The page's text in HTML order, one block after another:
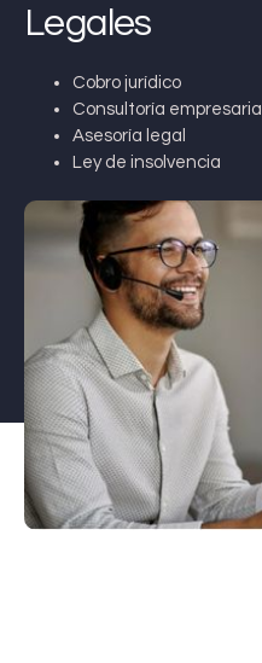
Legales
Cobro jurídico
Consultoría empresarial
Asesoría legal
Ley de insolvencia